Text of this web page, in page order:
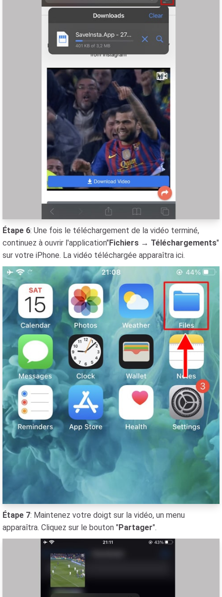
Étape 6: Une fois le téléchargement de la vidéo terminé,
continuez à ouvrir l'application"Fichiers → Téléchargements"
sur votre iPhone. La vidéo téléchargée apparaîtra ici.
Étape 7: Maintenez votre doigt sur la vidéo, un menu
apparaîtra. Cliquez sur le bouton "Partager".